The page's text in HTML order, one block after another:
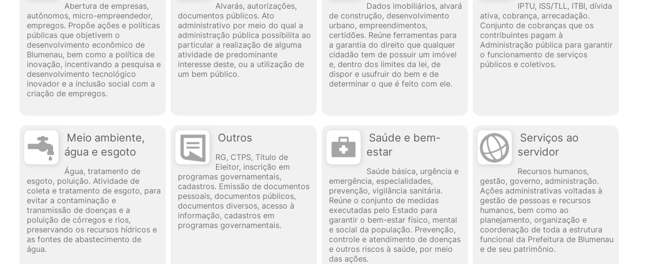
Abertura de empresas,
autônomos, micro-empreendedor,
empregos. Propõe ações e políticas
públicas que objetivem o
desenvolvimento econômico de
Blumenau, bem como a política de
inovação, incentivando a pesquisa e
desenvolvimento tecnológico
inovador e a inclusão social com a
criação de empregos.
Alvarás, autorizações,
documentos públicos. Ato
administrativo por meio do qual a
administração pública possibilita ao
particular a realização de alguma
atividade de predominante
interesse deste, ou a utilização de
um bem público.
Dados imobiliários, alvará
de construção, desenvolvimento
urbano, empreendimentos,
certidões. Reúne ferramentas para
a garantia do direito que qualquer
cidadão tem de possuir um imóvel
e, dentro dos limites da lei, de
dispor e usufruir do bem e de
determinar o que é feito com ele.
IPTU, ISS/TLL, ITBI, dívida
ativa, cobrança, arrecadação.
Conjunto de cobranças que os
contribuintes pagam à
Administração pública para garantir
o funcionamento de serviços
públicos e coletivos.
Meio ambiente,
água e esgoto
Água, tratamento de
esgoto, poluição. Atividade de
coleta e tratamento de esgoto, para
evitar a contaminação e
transmissão de doenças e a
poluição de córregos e rios,
preservando os recursos hídricos e
as fontes de abastecimento de
água.
Outros
RG, CTPS, Título de
Eleitor, inscrição em
programas governamentais,
cadastros. Emissão de documentos
pessoais, documentos públicos,
documentos diversos, acesso à
informação, cadastros em
programas governamentais.
Saúde e bem-
estar
Saúde básica, urgência e
emergência, especialidades,
prevenção, vigilância sanitária.
Reúne o conjunto de medidas
executadas pelo Estado para
garantir o bem-estar físico, mental
e social da população. Prevenção,
controle e atendimento de doenças
e outros riscos à saúde, por meio
das ações.
Serviços ao
servidor
Recursos humanos,
gestão, governo, administração.
Ações administrativas voltadas à
gestão de pessoas e recursos
humanos, bem como ao
planejamento, organização e
coordenação de toda a estrutura
funcional da Prefeitura de Blumenau
e de seu patrimônio.